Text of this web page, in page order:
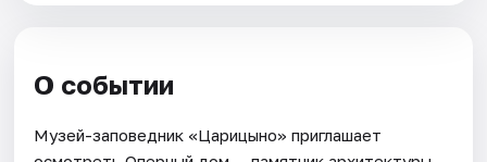
О событии
Музей-заповедник «Царицыно» приглашает